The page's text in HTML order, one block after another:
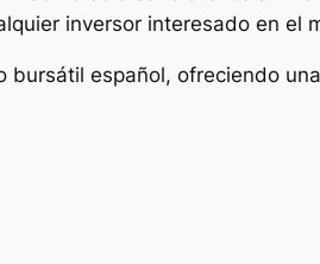
inversor interesado en el
bursátil español, ofreciendo